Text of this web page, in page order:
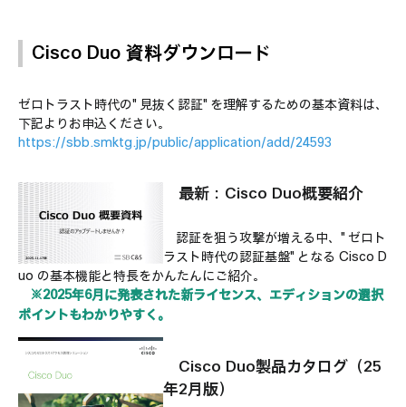
Cisco Duo 資料ダウンロード
ゼロトラスト時代の"見抜く認証"を理解するための基本資料は、
下記よりお申込ください。
https://sbb.smktg.jp/public/application/add/24593
最新：Cisco Duo概要紹介
認証を狙う攻撃が増える中、"ゼロト
ラスト時代の認証基盤"となる Cisco D
uo の基本機能と特長をかんたんにご紹介。
※2025年6月に発表された新ライセンス、エディションの選択
ポイントもわかりやすく。
Cisco Duo製品カタログ（25
年2月版）